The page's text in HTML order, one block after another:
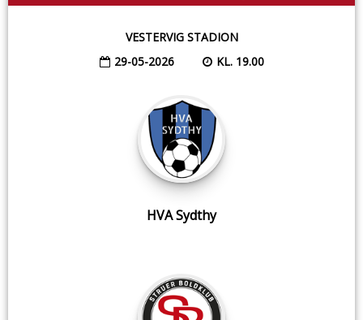
VESTERVIG STADION
29-05-2026
KL. 19.00
HVA Sydthy